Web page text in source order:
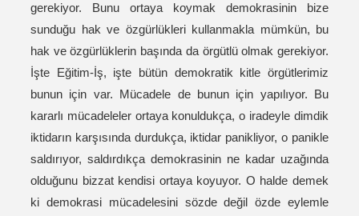
gerekiyor. Bunu ortaya koymak demokrasinin bize
sunduğu hak ve özgürlükleri kullanmakla mümkün, bu
hak ve özgürlüklerin başında da örgütlü olmak gerekiyor.
İşte Eğitim-İş, işte bütün demokratik kitle örgütlerimiz
bunun için var. Mücadele de bunun için yapılıyor. Bu
kararlı mücadeleler ortaya konuldukça, o iradeyle dimdik
iktidarın karşısında durdukça, iktidar panikliyor, o panikle
saldırıyor, saldırdıkça demokrasinin ne kadar uzağında
olduğunu bizzat kendisi ortaya koyuyor. O halde demek
ki demokrasi mücadelesini sözde değil özde eylemle